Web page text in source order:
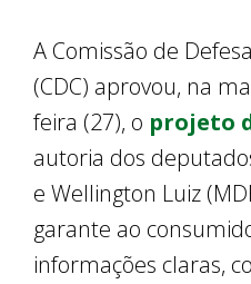
A Comissão de
(CDC) aprovou, na
feira (27), o projeto
autoria dos
e Wellington Luiz
garante ao
informações claras,